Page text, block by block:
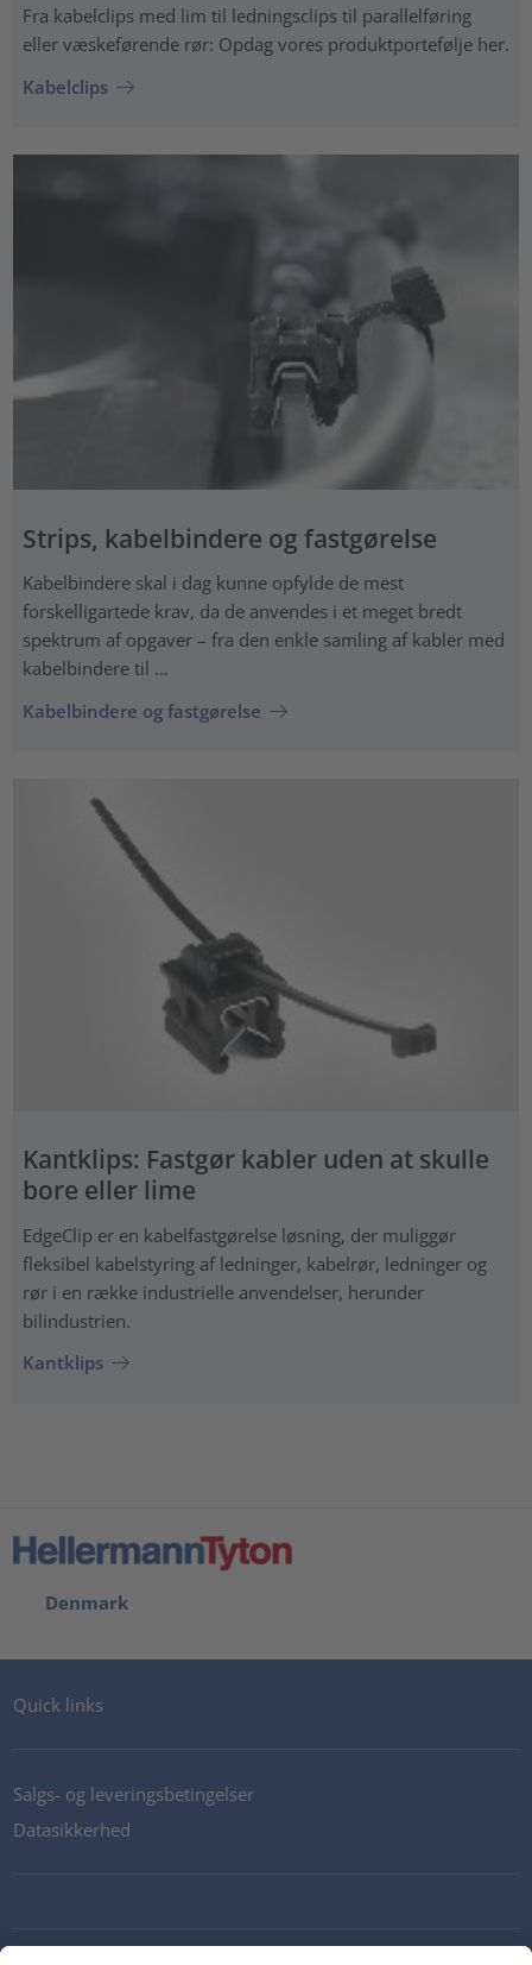
Fra kabelclips med lim til ledningsclips til parallelføring
eller væskeførende rør: Opdag vores produktportefølje her.
Kabelclips
Strips, kabelbindere og fastgørelse
Kabelbindere skal i dag kunne opfylde de mest
forskelligartede krav, da de anvendes i et meget bredt
spektrum af opgaver – fra den enkle samling af kabler med
kabelbindere til …
Kabelbindere og fastgørelse
Kantklips: Fastgør kabler uden at skulle
bore eller lime
EdgeClip er en kabelfastgørelse løsning, der muliggør
fleksibel kabelstyring af ledninger, kabelrør, ledninger og
rør i en række industrielle anvendelser, herunder
bilindustrien.
Kantklips
Denmark
Quick links
Salgs- og leveringsbetingelser
Datasikkerhed